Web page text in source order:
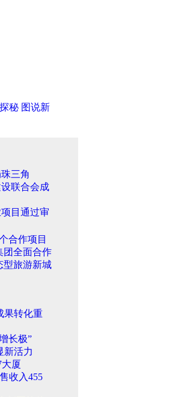
秘 图说新
三角
联合会成
目通过审
合作项目
团全面合作
型旅游新城
果转化重
长极”
新活力
厦
收入455